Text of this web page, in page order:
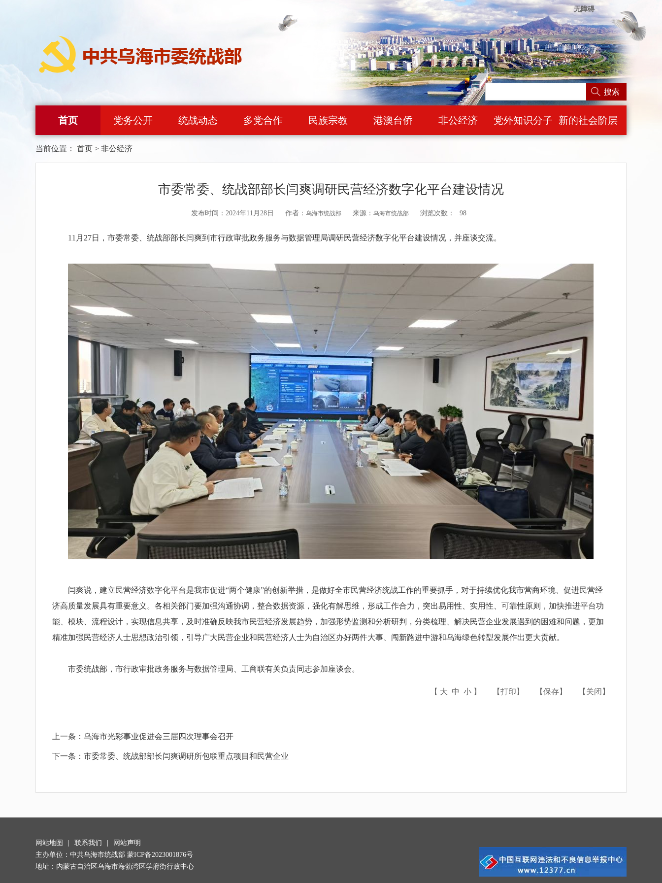
无障碍
搜索
首页 党务公开 统战动态 多党合作 民族宗教 港澳台侨 非公经济 党外知识分子 新的社会阶层
当前位置： 首页 > 非公经济
市委常委、统战部部长闫爽调研民营经济数字化平台建设情况
发布时间：2024年11月28日 作者： 乌海市统战部 来源： 乌海市统战部 浏览次数： 98
11月27日，市委常委、统战部部长闫爽到市行政审批政务服务与数据管理局调研民营经济数字化平台建设情况，并座谈交流。
闫爽说，建立民营经济数字化平台是我市促进“两个健康”的创新举措，是做好全市民营经济统战工作的重要抓手，对于持续优化我市营商环境、促进民营经
济高质量发展具有重要意义。各相关部门要加强沟通协调，整合数据资源，强化有解思维，形成工作合力，突出易用性、实用性、可靠性原则，加快推进平台功
能、模块、流程设计，实现信息共享，及时准确反映我市民营经济发展趋势，加强形势监测和分析研判，分类梳理、解决民营企业发展遇到的困难和问题，更加
精准加强民营经济人士思想政治引领，引导广大民营企业和民营经济人士为自治区办好两件大事、闯新路进中游和乌海绿色转型发展作出更大贡献。
市委统战部，市行政审批政务服务与数据管理局、工商联有关负责同志参加座谈会。
【 大 中 小 】 【打印】 【保存】 【关闭】
上一条： 乌海市光彩事业促进会三届四次理事会召开
下一条： 市委常委、统战部部长闫爽调研所包联重点项目和民营企业
网站地图 联系我们
网站声明
主办单位：中共乌海市统战部 蒙ICP备2023001876号
地址：内蒙古自治区乌海市海勃湾区学府街行政中心